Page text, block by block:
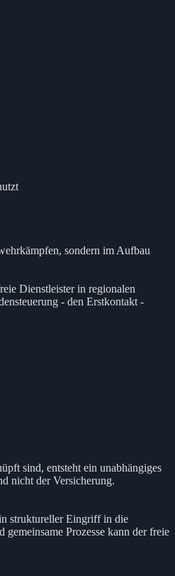
sondern im Aufbau
Dienstleister in regionalen
- den Erstkontakt -
sind, entsteht ein unabhängiges
nicht der Versicherung.
struktureller Eingriff in die
Prozesse kann der freie